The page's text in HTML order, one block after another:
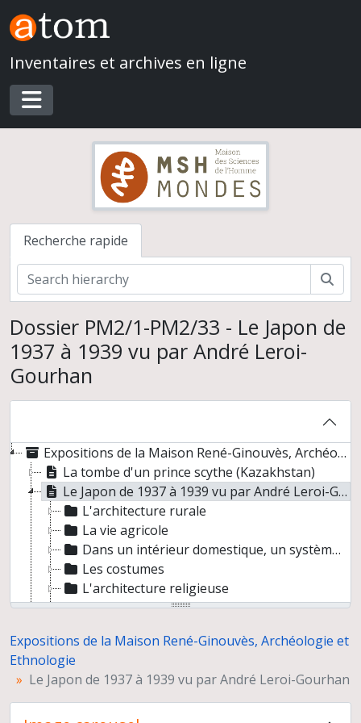
Skip to main content
Inventaires et archives en ligne
Toggle navigation
Recherche rapide
Dossier PM2/1-PM2/33 - Le Japon de
1937 à 1939 vu par André Leroi-
Gourhan
Expositions de la Maison René-Ginouvès, Archéologie et Ethnologie
La tombe d'un prince scythe (Kazakhstan)
Le Japon de 1937 à 1939 vu par André Leroi-Gourhan
L'architecture rurale
La vie agricole
Dans un intérieur domestique, un système traditionnel de chauffage
Les costumes
L'architecture religieuse
Trois fêtes traditionnelles, Kyoto et ses environs
Chemins vers l'Orient
Exposition pour le 3ème congrès de l'ICAANE (International Congress on the Archaeology of the Ancient Near East), Paris, 15-19 avril 2002
Trois millénaires de civilisation entre Colombie et Equateur. La région de la Tumaco La Tolita
Reconstitution de l'habitat néolithique à Khirokitia (Chypre)
Expositions de la Maison René-Ginouvès, Archéologie et
Ethnologie
Le Japon de 1937 à 1939 vu par André Leroi-Gourhan